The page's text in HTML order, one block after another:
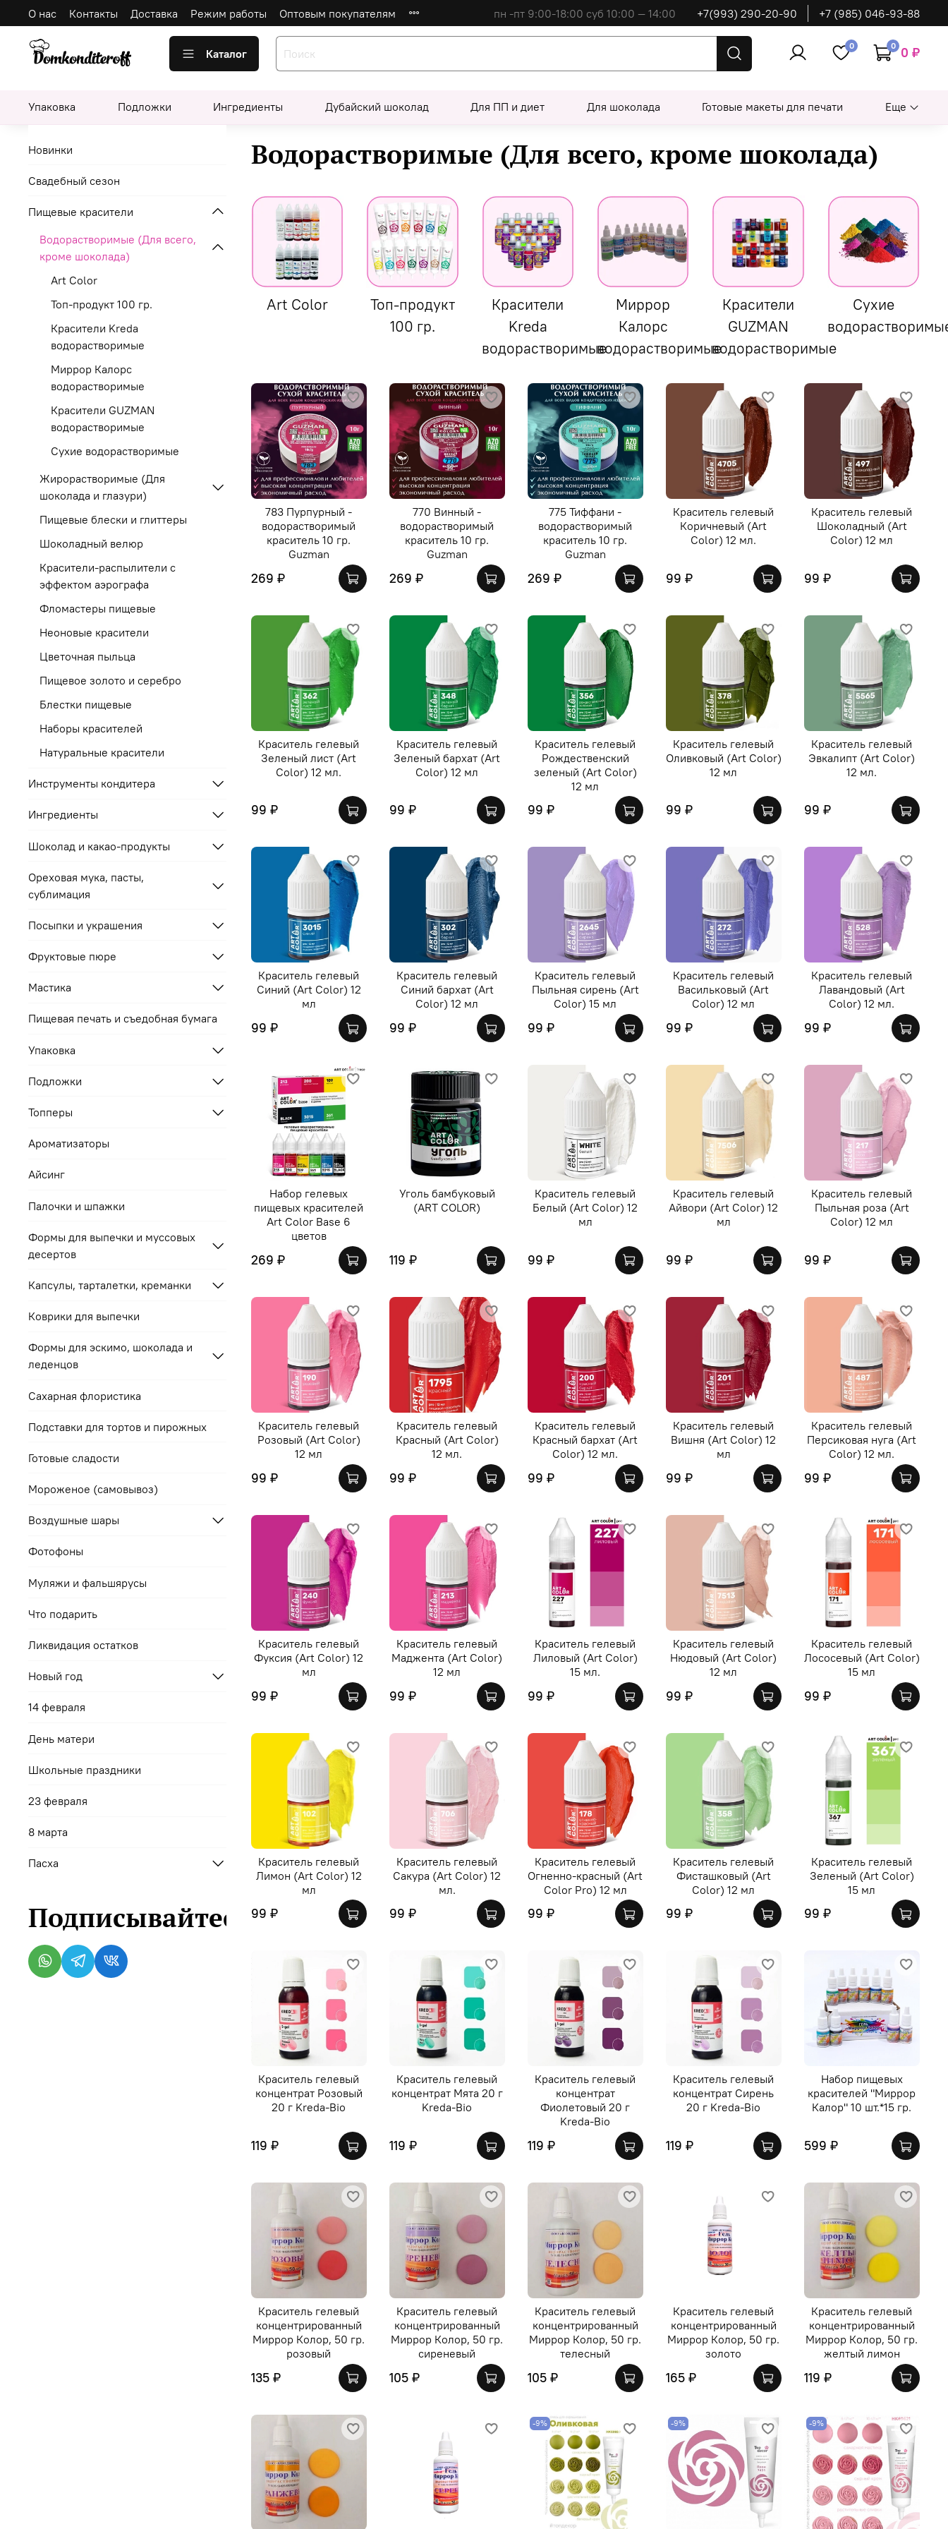
О нас Контакты Доставка Режим работы Оптовым покупателям пн -пт 9:00-18:00 суб 10:00 — 14:00 +7(993) 290-20-90 +7 (985) 046-93-88
Каталог
0 0 0 ₽
Упаковка Подложки Ингредиенты Дубайский шоколад Для ПП и диет Для шоколада Готовые макеты для печати Еще
Водорастворимые (Для всего, кроме шоколада)
Art Color
Топ-продукт
100 гр.
Красители
Kreda
водорастворимые
Миррор
Калорс
водорастворимые
Красители
GUZMAN
водорастворимые
Сухие
783 Пурпурный -
водорастворимый
краситель 10 гр.
Guzman
269 ₽
770 Винный -
водорастворимый
краситель 10 гр.
Guzman
269 ₽
775 Тиффани -
водорастворимый
краситель 10 гр.
Guzman
269 ₽
Краситель гелевый
Коричневый (Art
Color) 12 мл.
99 ₽
Краситель гелевый
Шоколадный (Art
Color) 12 мл
99 ₽
Краситель гелевый
Зеленый лист (Art
Color) 12 мл.
99 ₽
Краситель гелевый
Зеленый бархат (Art
Color) 12 мл
99 ₽
Краситель гелевый
Рождественский
зеленый (Art Color)
12 мл
99 ₽
Краситель гелевый
Оливковый (Art Color)
12 мл
99 ₽
Краситель гелевый
Эвкалипт (Art Color)
12 мл.
99 ₽
Краситель гелевый
Синий (Art Color) 12
мл
99 ₽
Краситель гелевый
Синий бархат (Art
Color) 12 мл
99 ₽
Краситель гелевый
Пыльная сирень (Art
Color) 15 мл
99 ₽
Краситель гелевый
Васильковый (Art
Color) 12 мл
99 ₽
Краситель гелевый
Лавандовый (Art
Color) 12 мл.
99 ₽
Набор гелевых
пищевых красителей
Art Color Base 6
цветов
269 ₽
Уголь бамбуковый
(ART COLOR)
119 ₽
Краситель гелевый
Белый (Art Color) 12
мл
99 ₽
Краситель гелевый
Айвори (Art Color) 12
мл
99 ₽
Краситель гелевый
Пыльная роза (Art
Color) 12 мл
99 ₽
Краситель гелевый
Розовый (Art Color)
12 мл
99 ₽
Краситель гелевый
Красный (Art Color)
12 мл.
99 ₽
Краситель гелевый
Красный бархат (Art
Color) 12 мл.
99 ₽
Краситель гелевый
Вишня (Art Color) 12
мл
99 ₽
Краситель гелевый
Персиковая нуга (Art
Color) 12 мл.
99 ₽
Краситель гелевый
Фуксия (Art Color) 12
мл
99 ₽
Краситель гелевый
Маджента (Art Color)
12 мл
99 ₽
Краситель гелевый
Лиловый (Art Color)
15 мл.
99 ₽
Краситель гелевый
Нюдовый (Art Color)
12 мл
99 ₽
Краситель гелевый
Лососевый (Art Color)
15 мл
99 ₽
Краситель гелевый
Лимон (Art Color) 12
мл
99 ₽
Краситель гелевый
Сакура (Art Color) 12
мл.
99 ₽
Краситель гелевый
Огненно-красный (Art
Color Pro) 12 мл
99 ₽
Краситель гелевый
Фисташковый (Art
Color) 12 мл
99 ₽
Краситель гелевый
Зеленый (Art Color)
15 мл
99 ₽
Краситель гелевый
концентрат Розовый
20 г Kreda-Bio
119 ₽
Краситель гелевый
концентрат Мята 20 г
Kreda-Bio
119 ₽
Краситель гелевый
концентрат
Фиолетовый 20 г
Kreda-Bio
119 ₽
Краситель гелевый
концентрат Сирень
20 г Kreda-Bio
119 ₽
Набор пищевых
красителей "Миррор
Калор" 10 шт.*15 гр.
599 ₽
Краситель гелевый
концентрированный
Миррор Колор, 50 гр.
розовый
135 ₽
Краситель гелевый
концентрированный
Миррор Колор, 50 гр.
сиреневый
105 ₽
Краситель гелевый
концентрированный
Миррор Колор, 50 гр.
телесный
105 ₽
Краситель гелевый
концентрированный
Миррор Колор, 50 гр.
золото
165 ₽
Краситель гелевый
концентрированный
Миррор Колор, 50 гр.
желтый лимон
119 ₽
-9% -9% -9%
Новинки
Свадебный сезон
Пищевые красители
Водорастворимые (Для всего,
кроме шоколада)
Art Color
Топ-продукт 100 гр.
Красители Kreda
водорастворимые
Миррор Калорс
водорастворимые
Красители GUZMAN
водорастворимые
Сухие водорастворимые
Жирорастворимые (Для
шоколада и глазури)
Пищевые блески и глиттеры
Шоколадный велюр
Красители-распылители с
эффектом аэрографа
Фломастеры пищевые
Неоновые красители
Цветочная пыльца
Пищевое золото и серебро
Блестки пищевые
Наборы красителей
Натуральные красители
Инструменты кондитера
Ингредиенты
Шоколад и какао-продукты
Ореховая мука, пасты,
сублимация
Посыпки и украшения
Фруктовые пюре
Мастика
Пищевая печать и съедобная бумага
Упаковка
Подложки
Топперы
Ароматизаторы
Айсинг
Палочки и шпажки
Формы для выпечки и муссовых
десертов
Капсулы, тарталетки, креманки
Коврики для выпечки
Формы для эскимо, шоколада и
леденцов
Сахарная флористика
Подставки для тортов и пирожных
Готовые сладости
Мороженое (самовывоз)
Воздушные шары
Фотофоны
Муляжи и фальшярусы
Что подарить
Ликвидация остатков
Новый год
14 февраля
День матери
Школьные праздники
23 февраля
8 марта
Пасха
Подписывайтесь